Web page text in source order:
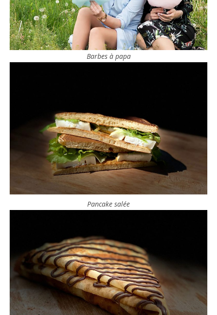
Barbes à papa
Pancake salée